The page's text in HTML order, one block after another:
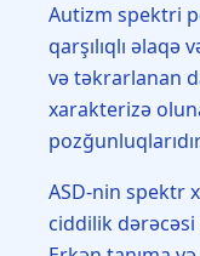
Autizm spektri
qarşılıqlı
və təkrarlanan
xarakterizə
ASD-nin spektr
ciddilik